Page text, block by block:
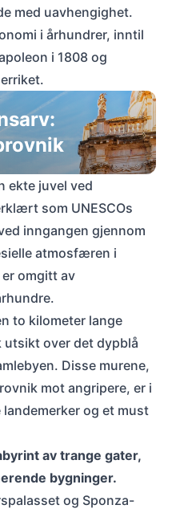
med uavhengighet.
i århundrer, inntil
i 1808 og
ekte juvel ved
som UNESCOs
inngangen gjennom
atmosfæren i
omgitt av
to kilometer lange
utsikt over det dypblå
Disse murene,
mot angripere, er i
og et must
av trange gater,
bygninger.
og Sponza-